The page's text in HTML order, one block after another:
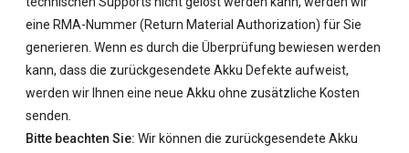
eine RMA-Nummer (Return Material Authorization) für Sie
generieren. Wenn es durch die Überprüfung bewiesen werden
kann, dass die zurückgesendete Akku Defekte aufweist,
werden wir Ihnen eine neue Akku ohne zusätzliche Kosten
senden.
Bitte beachten Sie: Wir können die zurückgesendete Akku